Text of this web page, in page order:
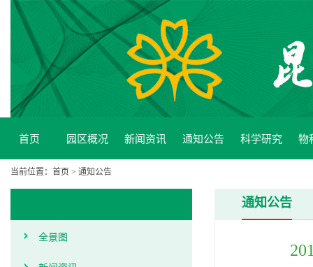
首页 园区概况 新闻资讯 通知公告 科学研究 物
当前位置： 首页 > 通知公告
全景图
通知公告